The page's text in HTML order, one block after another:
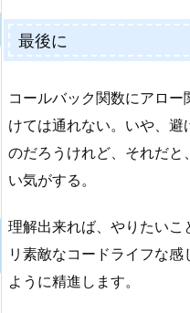
最後に
コールバック関数にアロ
けては通れない。いや、
のだろうけれど、それだ
い気がする。
理解出来れば、やりたい
リ素敵なコードライフな
ように精進します。